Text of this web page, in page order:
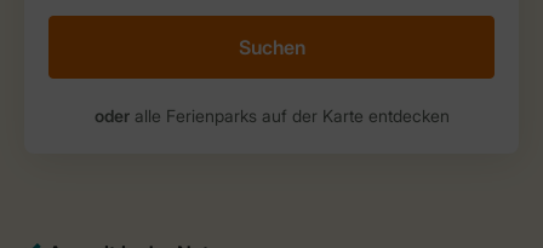
Suchen
oderalle Ferienparks auf der Karte entdecken